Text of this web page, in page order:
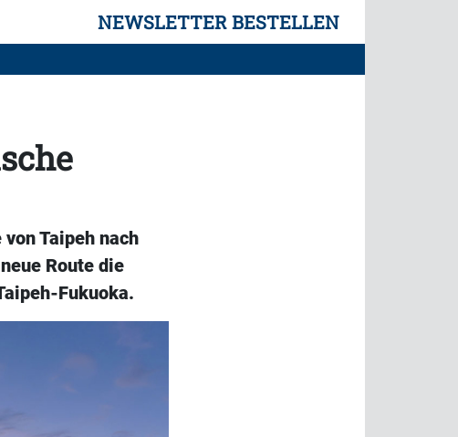
NEWSLETTER BESTELLEN
Taipeh nach
Route die
Fukuoka.